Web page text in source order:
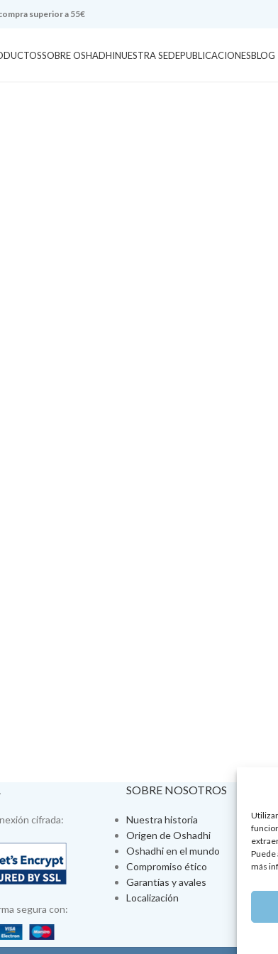
Puede
más
superior a 55€
SOBRE OSHADHINUESTRA SEDEPUBLICACIONESBLOG
cifrada:
segura con:
SOBRE NOSOTROS
Nuestra historia
Origen de Oshadhi
Oshadhi en el mundo
Compromiso ético
Garantías y avales
Localización